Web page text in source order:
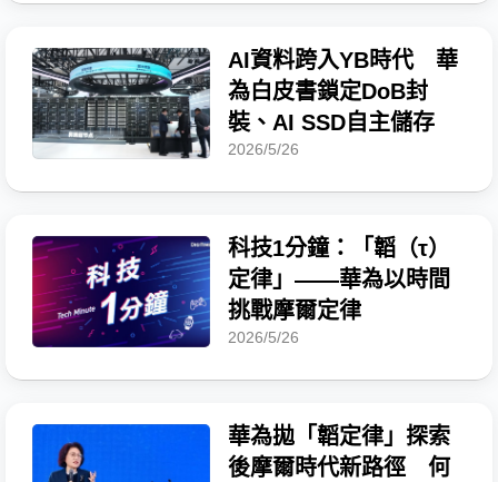
AI資料跨入YB時代 華
為白皮書鎖定DoB封
裝、AI SSD自主儲存
2026/5/26
科技1分鐘：「韜（τ）
定律」——華為以時間
挑戰摩爾定律
2026/5/26
華為拋「韜定律」探索
後摩爾時代新路徑 何